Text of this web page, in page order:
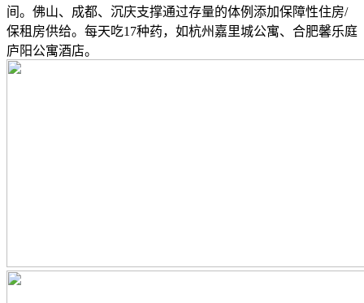
间。佛山、成都、沉庆支撑通过存量的体例添加保障性住房/
保租房供给。每天吃17种药，如杭州嘉里城公寓、合肥馨乐庭
庐阳公寓酒店。